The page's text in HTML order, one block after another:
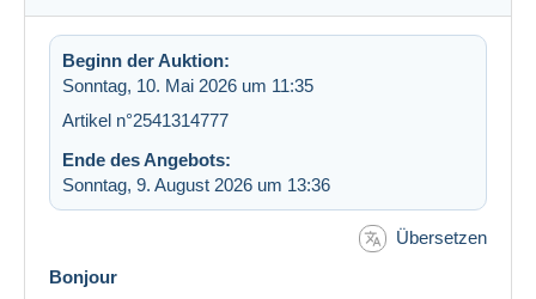
Beginn der Auktion:
Sonntag, 10. Mai 2026 um 11:35
Artikel n°2541314777
Ende des Angebots:
Sonntag, 9. August 2026 um 13:36
Übersetzen
Bonjour